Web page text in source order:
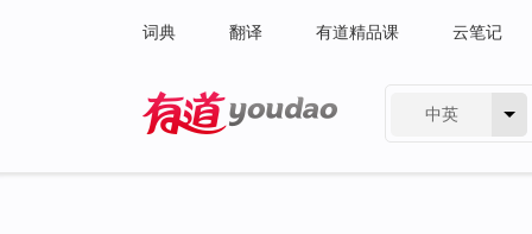
词典 翻译 有道精品课 云笔记
中英